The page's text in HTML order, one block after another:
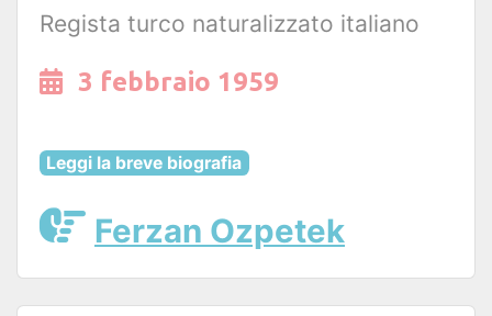
Regista turco naturalizzato italiano
3 febbraio 1959
Leggi la breve biografia
Ferzan Ozpetek